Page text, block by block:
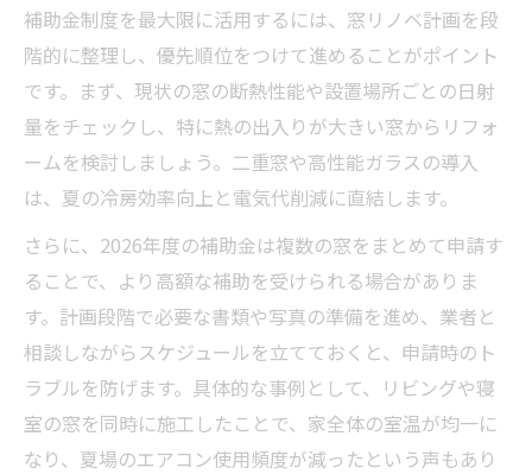
補助金制度を最大限に活用するには、窓リノベ計画を段
階的に整理し、優先順位をつけて進めることがポイント
です。まず、現状の窓の断熱性能や設置場所ごとの日射
量をチェックし、特に熱の出入りが大きい窓からリフォ
ームを検討しましょう。二重窓や高性能ガラスの導入
は、夏の冷房効率向上と電気代削減に直結します。
さらに、2026年度の補助金は複数の窓をまとめて申請す
ることで、より高額な補助を受けられる場合がありま
す。計画段階で必要な書類や写真の準備を進め、業者と
相談しながらスケジュールを立てておくと、申請時のト
ラブルを防げます。具体的な事例として、リビングや寝
室の窓を同時に施工したことで、家全体の室温が均一に
なり、夏場のエアコン使用頻度が減ったという声もあり